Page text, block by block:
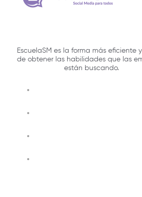
EscuelaSM es la forma más eficiente
de obtener las habilidades que las
están buscando.